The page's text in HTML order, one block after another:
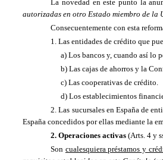
La novedad en este punto la
autorizadas en otro Estado miembro de la
Consecuentemente con esta
1. Las entidades de crédito que
a) Los bancos y, cuando así lo
b) Las cajas de ahorros yla
c) Las cooperativas de crédito.
d) Los establecimientos
2. Las sucursales en España de
España concedidos por ellas mediante la
2. Operaciones activas(Arts. 4 y
Son cualesquiera préstamos y